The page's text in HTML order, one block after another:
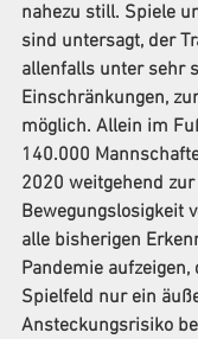
nahezu still. Spiele
sind untersagt, der
allenfalls unter sehr
Einschränkungen,
möglich. Allein im
140.000
2020 weitgehend zur
Bewegungslosigkeit
alle bisherigen
Pandemie
Spielfeld nur ein
Ansteckungsrisiko